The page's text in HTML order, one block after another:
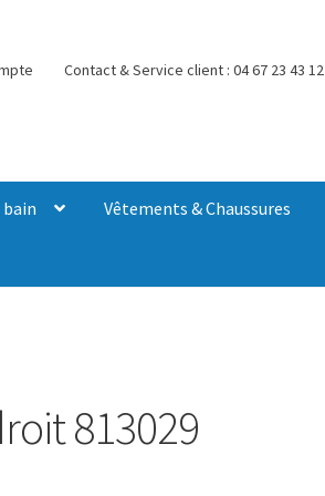
Contact & Service client : 04 67 23 43 12
bain Vêtements & Chaussures
813029